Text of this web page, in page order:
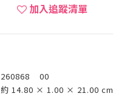
加入追蹤清單
260868 00
約 14.80 × 1.00 × 21.00 cm